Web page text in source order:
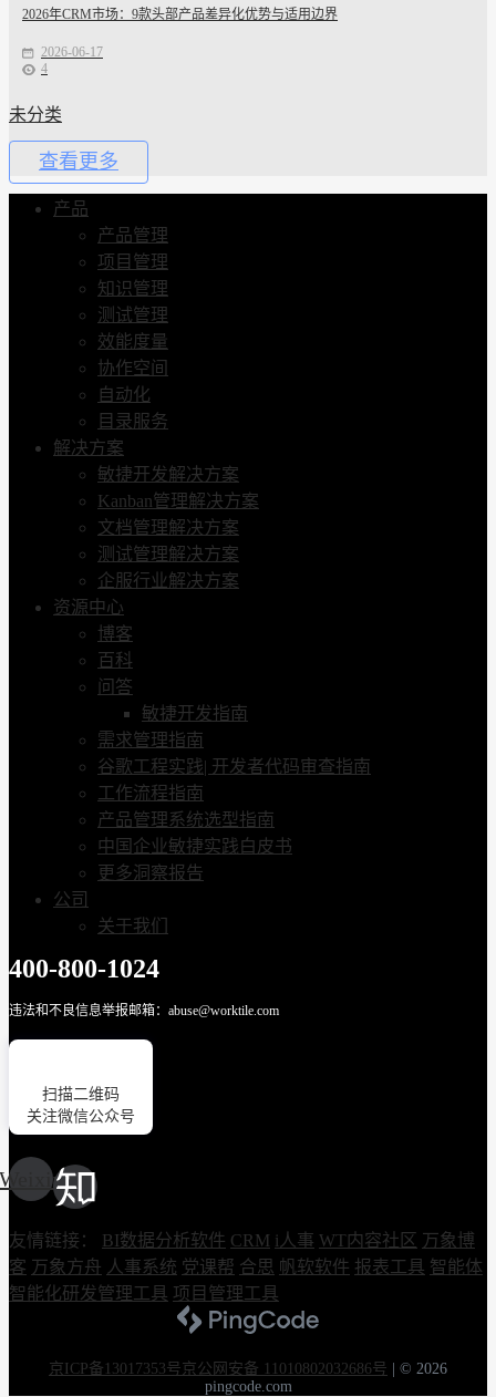
2026年CRM市场：9款头部产品差异化优势与适用边界
2026-06-17
4
未分类
查看更多
产品
产品管理
项目管理
知识管理
测试管理
效能度量
协作空间
自动化
目录服务
解决方案
敏捷开发解决方案
Kanban管理解决方案
文档管理解决方案
测试管理解决方案
企服行业解决方案
资源中心
博客
百科
问答
敏捷开发指南
需求管理指南
谷歌工程实践| 开发者代码审查指南
工作流程指南
产品管理系统选型指南
中国企业敏捷实践白皮书
更多洞察报告
公司
关于我们
400-800-1024
违法和不良信息举报邮箱：abuse@worktile.com
扫描二维码
关注微信公众号
Weixin
友情链接： BI数据分析软件 CRM i人事 WT内容社区 万象博
客 万象方舟 人事系统 党课帮 合思 帆软软件 报表工具 智能体
智能化研发管理工具 项目管理工具
京ICP备13017353号京公网安备 11010802032686号
© 2026
pingcode.com